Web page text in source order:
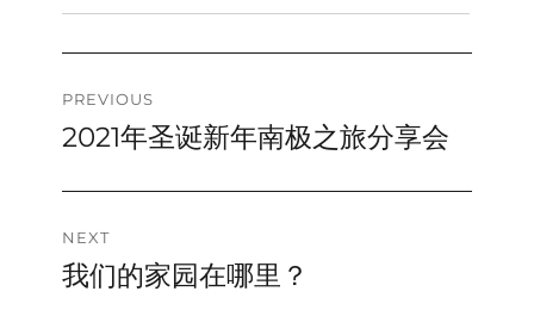
Post
navigation
PREVIOUS
Previous
2021年圣诞新年南极之旅分享会
NEXT
Next
我们的家园在哪里？